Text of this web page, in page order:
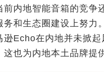
内地智能音箱的竞争
和生态圈建设上努力
逊Echo在内地并未掀
也为内地本土品牌提